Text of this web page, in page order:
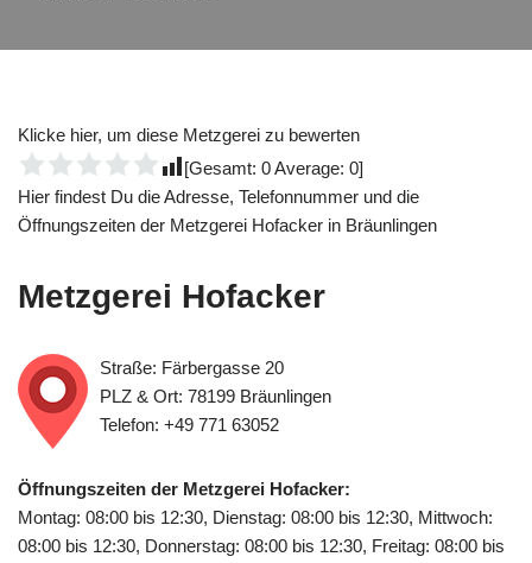
Klicke hier, um diese Metzgerei zu bewerten
[Gesamt: 0Average: 0]
Hier findest Du die Adresse, Telefonnummer und die
Öffnungszeiten der Metzgerei Hofacker in Bräunlingen
Metzgerei Hofacker
Straße: Färbergasse 20
PLZ & Ort: 78199 Bräunlingen
Telefon: +49 771 63052
Öffnungszeiten der Metzgerei Hofacker:
Montag: 08:00 bis 12:30, Dienstag: 08:00 bis 12:30, Mittwoch:
08:00 bis 12:30, Donnerstag: 08:00 bis 12:30, Freitag: 08:00 bis